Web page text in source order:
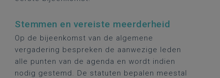
Stemmen en vereiste meerderheid
Op de bijeenkomst van de algemene
vergadering bespreken de aanwezige leden
alle punten van de agenda en wordt indien
nodig gestemd. De statuten bepalen meestal